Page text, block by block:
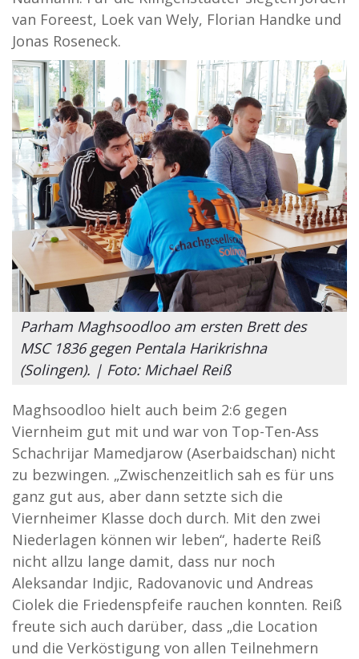
van Foreest, Loek van Wely, Florian Handke und
Jonas Roseneck.
Parham Maghsoodloo am ersten Brett des
MSC 1836 gegen Pentala Harikrishna
(Solingen). | Foto: Michael Reiß
Maghsoodloo hielt auch beim 2:6 gegen
Viernheim gut mit und war von Top-Ten-Ass
Schachrijar Mamedjarow (Aserbaidschan) nicht
zu bezwingen. „Zwischenzeitlich sah es für uns
ganz gut aus, aber dann setzte sich die
Viernheimer Klasse doch durch. Mit den zwei
Niederlagen können wir leben“, haderte Reiß
nicht allzu lange damit, dass nur noch
Aleksandar Indjic, Radovanovic und Andreas
Ciolek die Friedenspfeife rauchen konnten. Reiß
freute sich auch darüber, dass „die Location
und die Verköstigung von allen Teilnehmern